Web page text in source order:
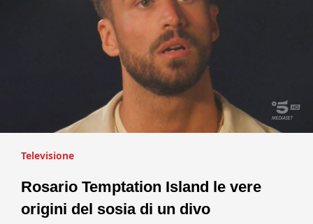
Televisione
Rosario Temptation Island le vere
origini del sosia di un divo